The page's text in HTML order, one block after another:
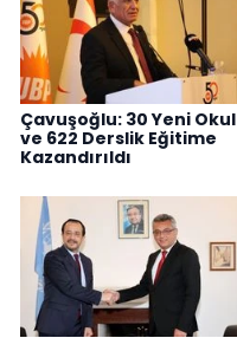
Çavuşoğlu: 30 Yeni Okul
ve 622 Derslik Eğitime
Kazandırıldı